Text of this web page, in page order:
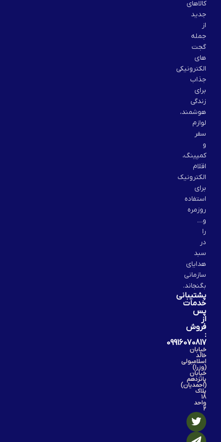
کالاهای
جدید
از
جمله
گجت
های
الکترونیکی
جذاب
برای
زندگی
هوشمند،
لوازم
سفر
و
کمپینگ،
اقلام
الکترونیک
برای
استفاده
روزمره
و…
را
در
سبد
هدایای
سازمانی
بگنجاند.
پشتیبانی
خدمات
پس
از
فروش
:
09916070817
خیابان
خالد
اسلامبولی
(وزرا)
خیابان
پانزدهم
(احمدیان)
پلاک
۱۸
واحد
۲